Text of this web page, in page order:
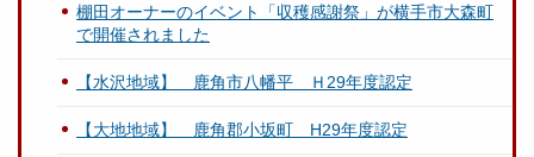
棚田オーナーのイベント「収穫感謝祭」が横手市大森町
で開催されました
【水沢地域】 鹿角市八幡平 Ｈ29年度認定
【大地地域】 鹿角郡小坂町 H29年度認定